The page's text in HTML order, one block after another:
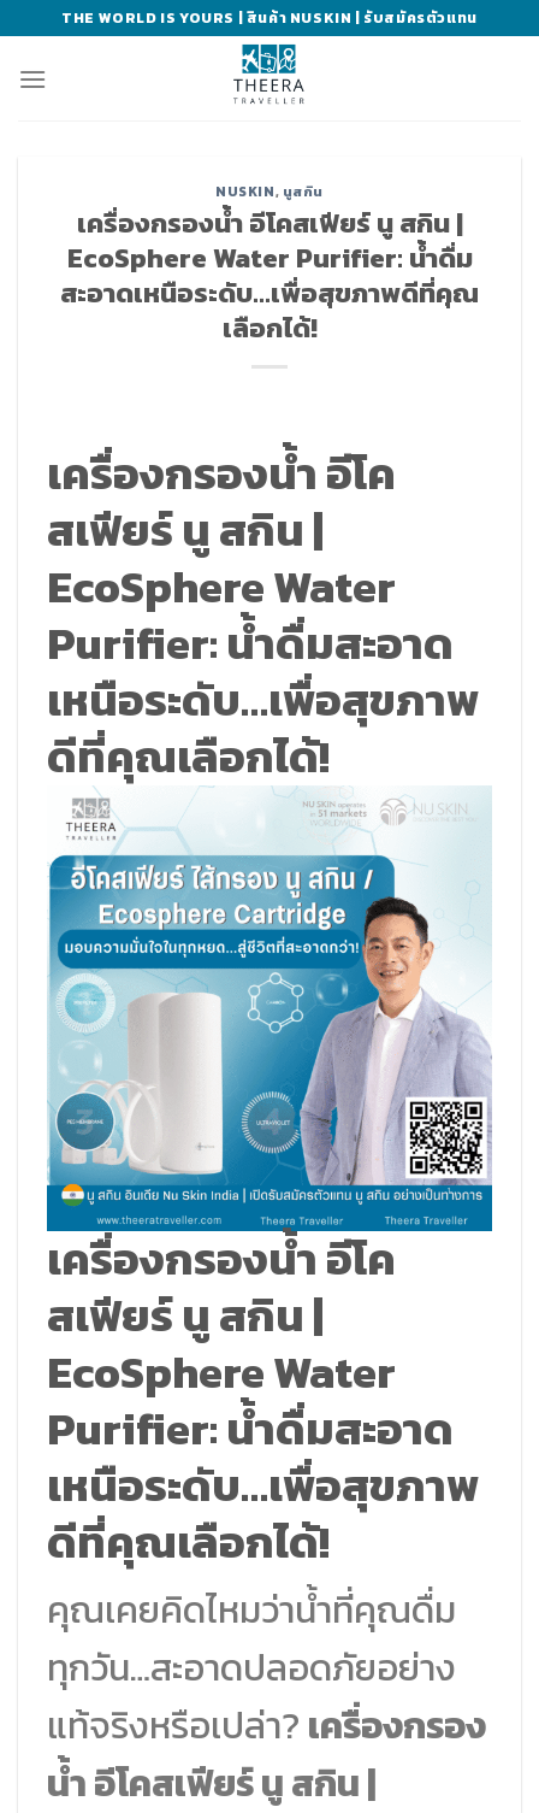
to
content
THE WORLD IS YOURS | สินค้า NUSKIN | รับสมัครตัวแทน
NUSKIN, นูสกิน
เครื่องกรองน้ำ อีโคสเฟียร์ นู สกิน |
EcoSphere Water Purifier: น้ำดื่ม
สะอาดเหนือระดับ…เพื่อสุขภาพดีที่คุณ
เลือกได้!
เครื่องกรองน้ำ อีโค
สเฟียร์ นู สกิน |
EcoSphereWater
Purifier: น้ำดื่มสะอาด
เหนือระดับ…เพื่อสุขภาพ
ดีที่คุณเลือกได้!
เครื่องกรองน้ำ อีโค
สเฟียร์ นู สกิน |
EcoSphere Water
Purifier:น้ำดื่มสะอาด
เหนือระดับ…เพื่อสุขภาพ
ดีที่คุณเลือกได้!
คุณเคยคิดไหมว่าน้ำที่คุณดื่ม
ทุกวัน…สะอาดปลอดภัยอย่าง
แท้จริงหรือเปล่า? เครื่องกรอง
น้ำ อีโคสเฟียร์ นู สกิน |